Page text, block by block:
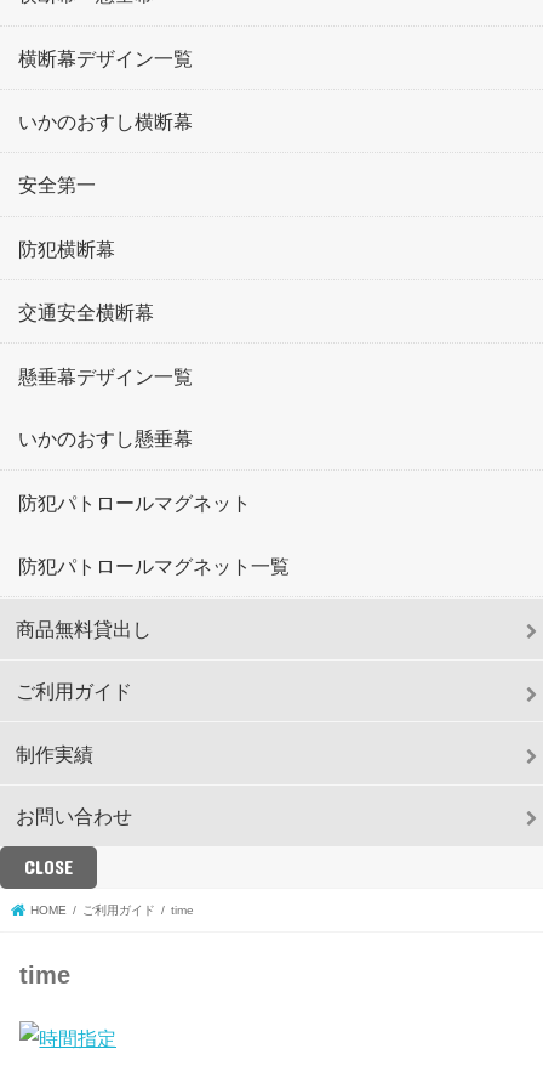
横断幕デザイン一覧
いかのおすし横断幕
安全第一
防犯横断幕
交通安全横断幕
懸垂幕デザイン一覧
いかのおすし懸垂幕
防犯パトロールマグネット
防犯パトロールマグネット一覧
商品無料貸出し
ご利用ガイド
制作実績
お問い合わせ
CLOSE
HOME ご利用ガイド time
time